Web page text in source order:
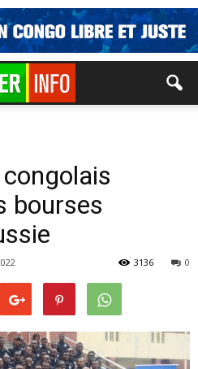
bourses
0
3136